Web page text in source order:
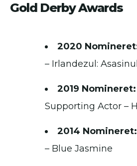
Gold Derby Awards
2020
– Irlandezul:
2019 Nomineret:
Supporting Actor –
2014 Nomineret:
– Blue Jasmine